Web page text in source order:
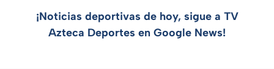
¡Noticias deportivas de hoy, sigue a TV
Azteca Deportes en Google News!